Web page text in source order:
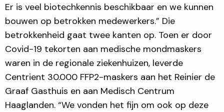
Er is veel biotechkennis beschikbaar en we kunnen
bouwen op betrokken medewerkers.” Die
betrokkenheid gaat twee kanten op. Toen er door
Covid-19 tekorten aan medische mondmaskers
waren in de regionale ziekenhuizen, leverde
Centrient 30.000 FFP2-maskers aan het Reinier de
Graaf Gasthuis en aan Medisch Centrum
Haaglanden. “We vonden het fijn om ook op deze